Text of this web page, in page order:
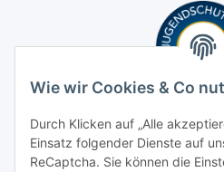
Wie wir Cookies & Co
Durch Klicken auf „Alle
Einsatz folgender Dienste auf
ReCaptcha. Sie können die